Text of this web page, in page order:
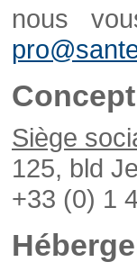
nous
Siège
125, bld
+33 (0) 1